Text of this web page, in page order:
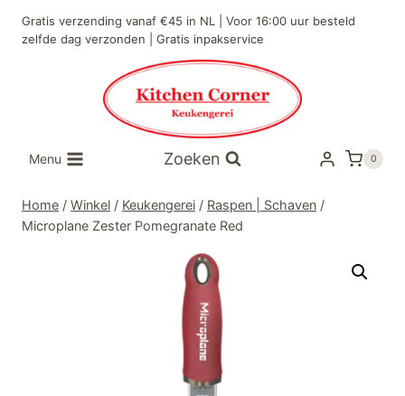
naar
Gratis verzending vanaf €45 in NL | Voor 16:00 uur besteld
zelfde dag verzonden | Gratis inpakservice
Menu Zoeken 0
Home / Winkel / Keukengerei / Raspen | Schaven /
Microplane Zester Pomegranate Red